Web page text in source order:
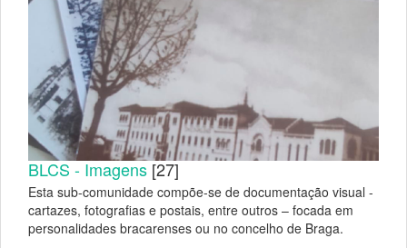
BLCS - Imagens [27]
Esta sub-comunidade compõe-se de documentação visual -
cartazes, fotografias e postais, entre outros – focada em
personalidades bracarenses ou no concelho de Braga.